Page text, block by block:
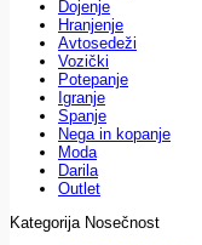
Dojenje
Hranjenje
Avtosedeži
Vozički
Potepanje
Igranje
Spanje
Nega in kopanje
Moda
Darila
Outlet
Kategorija Nosečnost